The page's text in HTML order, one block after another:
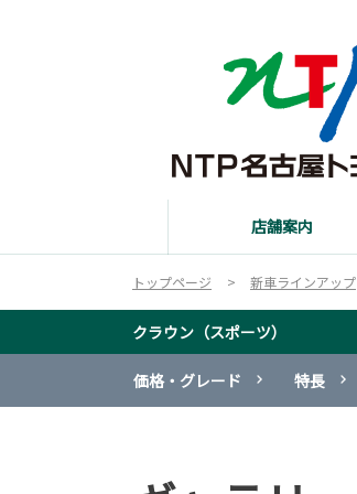
店舗案内
トップページ 新車ラインアップ
クラウン（スポーツ）
価格・グレード 特長